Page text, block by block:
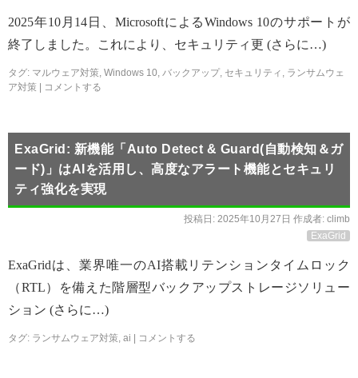
2025年10月14日、MicrosoftによるWindows 10のサポートが
終了しました。これにより、セキュリティ更 (さらに…)
タグ: マルウェア対策, Windows 10, バックアップ, セキュリティ , ランサムウェ
ア対策
コメントする
ExaGrid: 新機能「Auto Detect & Guard(自動検知＆ガ
ード)」はAIを活用し、高度なアラート機能とセキュリ
ティ強化を実現
投稿日: 2025年10月27日 作成者: climb
ExaGrid
ExaGridは、業界唯一のAI搭載リテンションタイムロック
（RTL）を備えた階層型バックアップストレージソリュー
ション (さらに…)
タグ: ランサムウェア対策, ai コメントする